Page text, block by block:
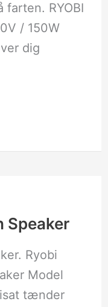
farten. RYOBI
/ 150W
dig
Speaker
Ryobi
Model
isat tænder